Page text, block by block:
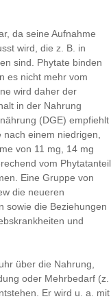
da seine Aufnahme
wird, die z. B. in
sind. Phytate binden
es nicht mehr vom
wird daher der
in der Nahrung
(DGE) empfiehlt
einem niedrigen,
von 11 mg, 14 mg
vom Phytatanteil
Eine Gruppe von
die neueren
sowie die Beziehungen
und
über die Nahrung,
oder Mehrbedarf (z.
Er wird u. a. mit